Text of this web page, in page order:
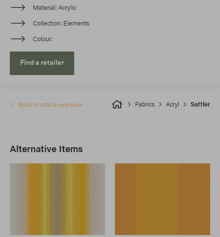
Material Acrylic
Collection Elements
Colour
Find a retailer
Fabrics Acryl Sattler
Back to article overview
Alternative Items